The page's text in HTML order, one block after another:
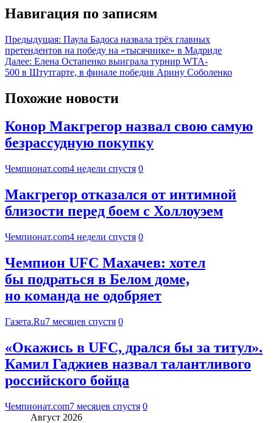
Навигация по записям
Предыдущая: Паула Бадоса назвала трёх главных
претендентов на победу на «тысячнике» в Мадриде
Далее: Елена Остапенко выиграла турнир WTA-
500 в Штутгарте, в финале победив Арину Соболенко
Похожие новости
Конор Макгрегор назвал свою самую
безрассудную покупку
Чемпионат.com4 недели спустя 0
Макгрегор отказался от интимной
близости перед боем с Холлоуэем
Чемпионат.com4 недели спустя 0
Чемпион UFC Махачев: хотел
бы подраться в Белом доме,
но команда не одобряет
Газета.Ru7 месяцев спустя 0
«Окажись в UFC, дрался бы за титул».
Камил Гаджиев назвал талантливого
российского бойца
Чемпионат.com7 месяцев спустя 0
Август 2026